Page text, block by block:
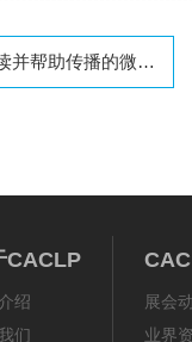
传播的微信营销文案
CACLP
绍
们
展会
业界